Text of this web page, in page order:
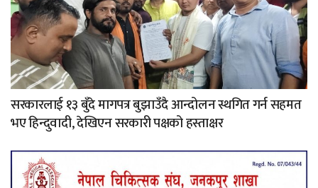
सरकारलाई १३ बुँदे मागपत्र बुझाउँदै आन्दोलन स्थगित गर्न सहमत
भए हिन्दुवादी, देखिएन सरकारी पक्षको हस्ताक्षर